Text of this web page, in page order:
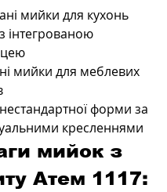
мийки для кухонь
інтегрованою
мийки для меблевих
форми за
кресленнями
мийок з
Атем 1117: